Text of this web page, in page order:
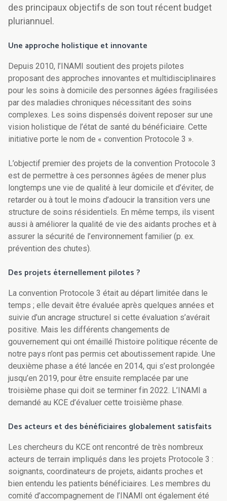
des principaux objectifs de son tout récent budget
pluriannuel.
Une approche holistique et innovante
Depuis 2010, l’INAMI soutient des projets pilotes
proposant des approches innovantes et multidisciplinaires
pour les soins à domicile des personnes âgées fragilisées
par des maladies chroniques nécessitant des soins
complexes. Les soins dispensés doivent reposer sur une
vision holistique de l’état de santé du bénéficiaire. Cette
initiative porte le nom de « convention Protocole 3 ».
L’objectif premier des projets de la convention Protocole 3
est de permettre à ces personnes âgées de mener plus
longtemps une vie de qualité à leur domicile et d’éviter, de
retarder ou à tout le moins d’adoucir la transition vers une
structure de soins résidentiels. En même temps, ils visent
aussi à améliorer la qualité de vie des aidants proches et à
assurer la sécurité de l’environnement familier (p. ex.
prévention des chutes).
Des projets éternellement pilotes ?
La convention Protocole 3 était au départ limitée dans le
temps ; elle devait être évaluée après quelques années et
suivie d’un ancrage structurel si cette évaluation s’avérait
positive. Mais les différents changements de
gouvernement qui ont émaillé l’histoire politique récente de
notre pays n’ont pas permis cet aboutissement rapide. Une
deuxième phase a été lancée en 2014, qui s’est prolongée
jusqu’en 2019, pour être ensuite remplacée par une
troisième phase qui doit se terminer fin 2022. L’INAMI a
demandé au KCE d’évaluer cette troisième phase.
Des acteurs et des bénéficiaires globalement satisfaits
Les chercheurs du KCE ont rencontré de très nombreux
acteurs de terrain impliqués dans les projets Protocole 3 :
soignants, coordinateurs de projets, aidants proches et
bien entendu les patients bénéficiaires. Les membres du
comité d’accompagnement de l’INAMI ont également été